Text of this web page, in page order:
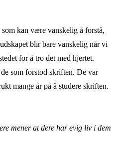
kan være vanskelig å forstå,
blir bare vanskelig når vi
for å tro det med hjertet.
som forstod skriften. De var
mange år på å studere skriften.
mener at dere har evig liv i dem